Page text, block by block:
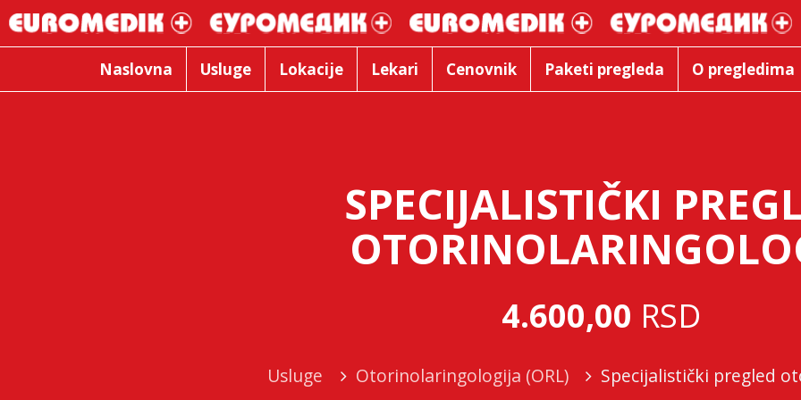
Naslovna Usluge Lokacije Lekari Cenovnik Paketi pregleda O pregledima
SPECIJALISTIČKI
4.600,00 RSD
Usluge Otorinolaringologija (ORL) Specijalistički pregled